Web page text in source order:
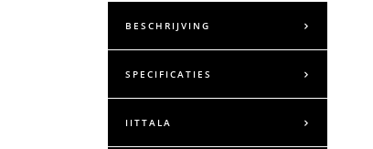
BESCHRIJVING
SPECIFICATIES
IITTALA